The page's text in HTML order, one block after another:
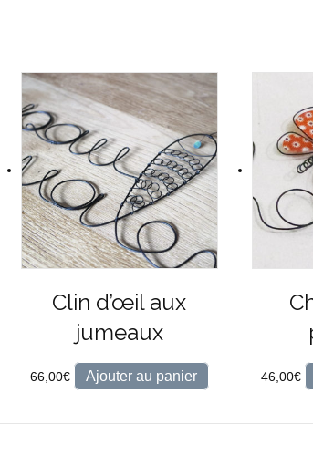
Clin d’œil aux
jumeaux
66,00€ Ajouter au panier 46,00€